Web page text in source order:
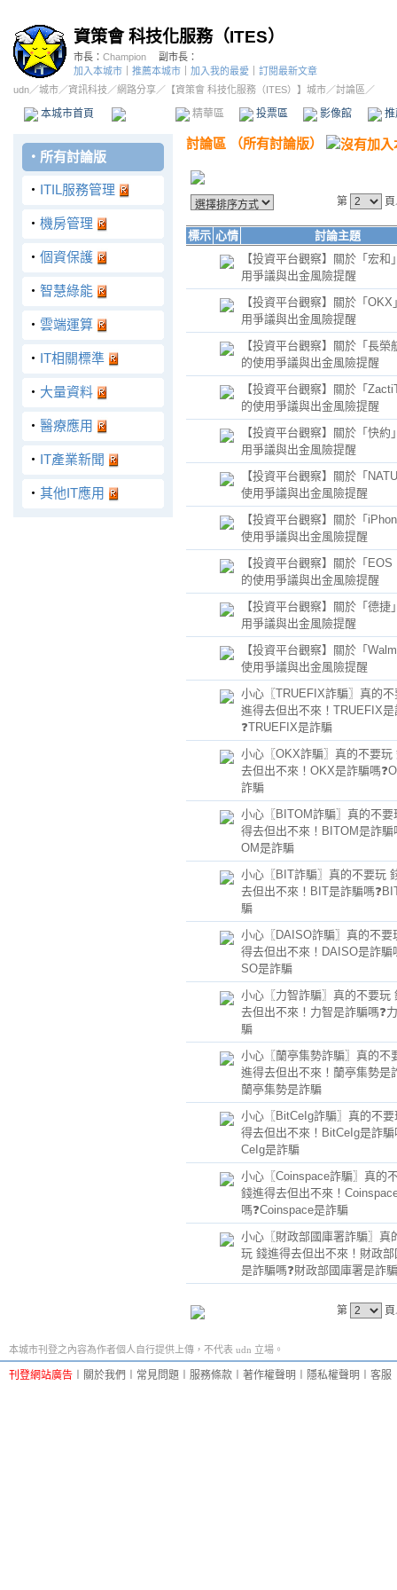
資策會 科技化服務（ITES）
市長： Champion
副市長：
加入本城市
推薦本城市 加入我的最愛
訂閱最新文章
udn／城市／資訊科技 ／網路分享／ 【資策會 科技化服務（ITES）】城市／討論區／
本城市首頁 精華區 投票區 影像館
‧ 所有討論版
‧ ITIL服務管理
‧ 機房管理
‧ 個資保護
‧ 智慧綠能
‧ 雲端運算
‧ IT相關標準
‧ 大量資料
‧ 醫療應用
‧ IT產業新聞
‧ 其他IT應用
討論區 （所有討論版）
第
標示 心情
討論主題
【投資平台觀察】關於「宏和
用爭議與出金風險提醒
【投資平台觀察】關於「OKX
用爭議與出金風險提醒
【投資平台觀察】關於「長榮
的使用爭議與出金風險提醒
【投資平台觀察】關於「
的使用爭議與出金風險提醒
【投資平台觀察】關於「快約
用爭議與出金風險提醒
【投資平台觀察】關於「
使用爭議與出金風險提醒
【投資平台觀察】關於「
使用爭議與出金風險提醒
【投資平台觀察】關於「EOS
的使用爭議與出金風險提醒
【投資平台觀察】關於「德捷
用爭議與出金風險提醒
【投資平台觀察】關於「
使用爭議與出金風險提醒
小心〖TRUEFIX詐騙〗真的
進得去但出不來！TRUEFIX是
❓TRUEFIX是詐騙
小心〖OKX詐騙〗真的不要玩
去但出不來！OKX是詐騙嗎
詐騙
小心〖BITOM詐騙〗真的不要
得去但出不來！BITOM是詐騙
OM是詐騙
小心〖BIT詐騙〗真的不要玩
去但出不來！BIT是詐騙嗎
騙
小心〖DAISO詐騙〗真的不要
得去但出不來！DAISO是詐騙
SO是詐騙
小心〖力智詐騙〗真的不要玩
去但出不來！力智是詐騙嗎❓
騙
小心〖蘭亭集勢詐騙〗真的不
進得去但出不來！蘭亭集勢是
蘭亭集勢是詐騙
小心〖BitCeIg詐騙〗真的不
得去但出不來！BitCeIg是詐騙
CeIg是詐騙
小心〖Coinspace詐騙〗真的
錢進得去但出不來！
嗎❓Coinspace是詐騙
小心〖財政部國庫署詐騙〗真
玩 錢進得去但出不來！財政部
是詐騙嗎❓財政部國庫署是詐騙
第
本城市刊登之內容為作者個人自行提供上傳，不代表 udn 立場。
刊登網站廣告 關於我們 常見問題 服務條款 著作權聲明 隱私權聲明 客服